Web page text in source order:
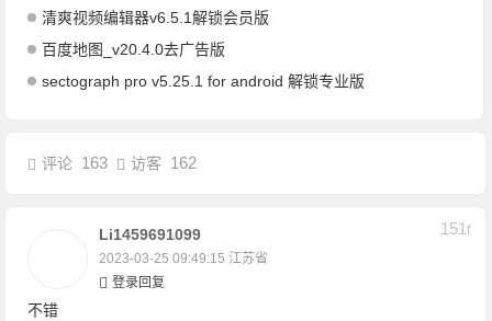
清爽视频编辑器v6.5.1解锁会员版
百度地图_v20.4.0去广告版
sectograph pro v5.25.1 for android 解锁专业版
评论 163 访客 162
Li1459691099
2023-03-25 09:49:15 江苏省
151F
登录回复
不错